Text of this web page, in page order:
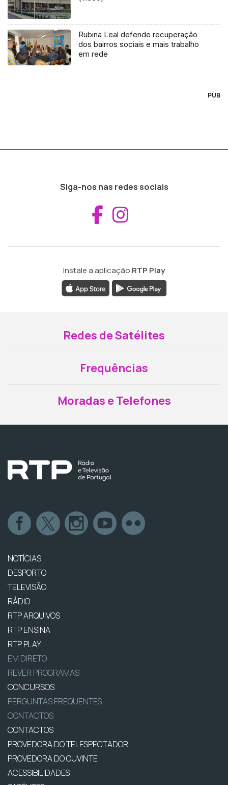
Rubina Leal defende recuperação
dos bairros sociais e mais trabalho
em rede
PUB
Siga-nos nas redes sociais
Aceder ao
Instale a aplicação RTP Play
Redes de Satélites
Frequências
Moradas e Telefones
NOTÍCIAS
DESPORTO
TELEVISÃO
RÁDIO
RTP ARQUIVOS
RTP ENSINA
RTP PLAY
EM DIRETO
REVER PROGRAMAS
CONCURSOS
PERGUNTAS FREQUENTES
CONTACTOS
CONTACTOS
PROVEDORA DO TELESPECTADOR
PROVEDORA DO OUVINTE
ACESSIBILIDADES